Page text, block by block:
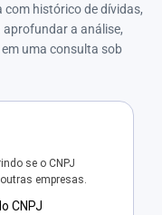
com histórico de dívidas,
a análise,
uma consulta sob
se o CNPJ
empresas.
CNPJ